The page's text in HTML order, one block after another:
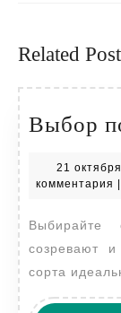
Related Post
Выбор
21
комментария
Выбирайте сорта томатов, которые быстро
созревают
сорта